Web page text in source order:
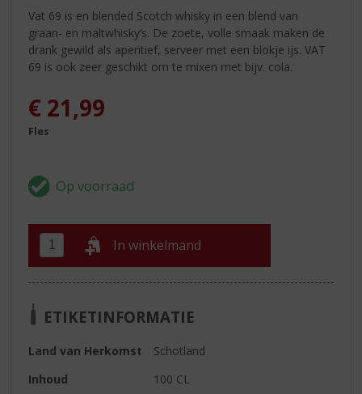
Vat 69 is en blended Scotch whisky in een blend van
graan- en maltwhisky’s. De zoete, volle smaak maken de
drank gewild als aperitief, serveer met een blokje ijs. VAT
69 is ook zeer geschikt om te mixen met bijv. cola.
€ 21,99
Fles
In winkelmand
ETIKETINFORMATIE
Land van Herkomst
Schotland
Inhoud
100 CL